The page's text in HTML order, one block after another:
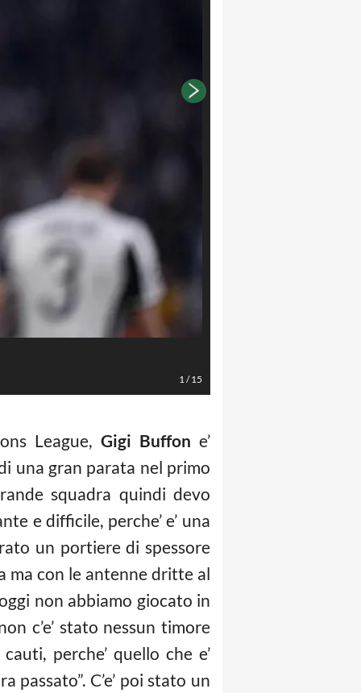
1/15
League, Gigi Buffon e’
una gran parata nel primo
squadra quindi devo
e difficile, perche’ e’ una
un portiere di spessore
ma con le antenne dritte al
non abbiamo giocato in
c’e’ stato nessun timore
perche’ quello che e’
C’e’ poi stato un